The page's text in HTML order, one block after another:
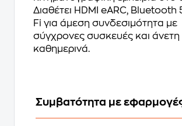
Διαθέτει HDMI eARC, Bluetooth
Fi για άμεση συνδεσιμότητα με
σύγχρονες συσκευές και
καθημερινά.
Συμβατότητα με